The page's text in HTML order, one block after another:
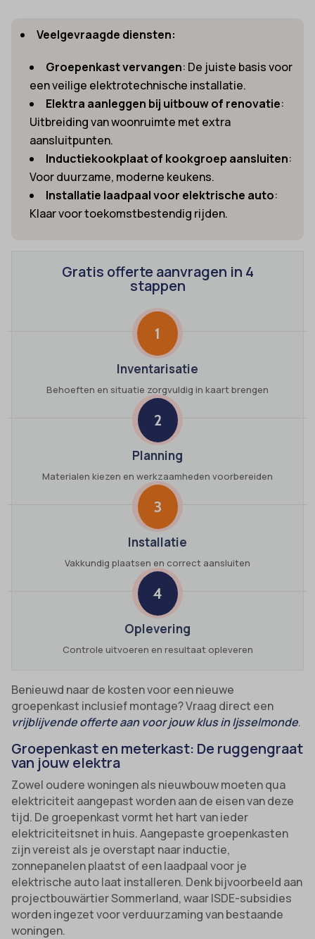
Veelgevraagde diensten:
Groepenkast vervangen: De juiste basis voor
een veilige elektrotechnische installatie.
Elektra aanleggen bij uitbouw of renovatie:
Uitbreiding van woonruimte met extra
aansluitpunten.
Inductiekookplaat of kookgroep aansluiten:
Voor duurzame, moderne keukens.
Installatie laadpaal voor elektrische auto:
Klaar voor toekomstbestendig rijden.
Gratis offerte aanvragen in 4
stappen
1
Inventarisatie
Behoeften en situatie zorgvuldig in kaart brengen
2
Planning
Materialen kiezen en werkzaamheden voorbereiden
3
Installatie
Vakkundig plaatsen en correct aansluiten
4
Oplevering
Controle uitvoeren en resultaat opleveren
Benieuwd naar de kosten voor een nieuwe
groepenkast inclusief montage? Vraag direct een
vrijblijvende offerte aan voor jouw klus in Ijsselmonde.
Groepenkast en meterkast: De ruggengraat
van jouw elektra
Zowel oudere woningen als nieuwbouw moeten qua
elektriciteit aangepast worden aan de eisen van deze
tijd. De groepenkast vormt het hart van ieder
elektriciteitsnet in huis. Aangepaste groepenkasten
zijn vereist als je overstapt naar inductie,
zonnepanelen plaatst of een laadpaal voor je
elektrische auto laat installeren. Denk bijvoorbeeld aan
projectbouwärtier Sommerland, waar ISDE-subsidies
worden ingezet voor verduurzaming van bestaande
woningen.